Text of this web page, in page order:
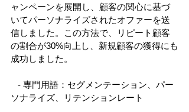
ャンペーンを展開し、顧客の関心に基づ
いてパーソナライズされたオファーを送
信しました。この方法で、リピート顧客
の割合が30%向上し、新規顧客の獲得にも
成功しました。
- 専門用語：セグメンテーション、パー
ソナライズ、リテンションレート